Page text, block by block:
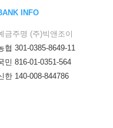
INFO
금주명 (주)빅앤조이
협 301-0385-8649-11
민 816-01-0351-564
한 140-008-844786